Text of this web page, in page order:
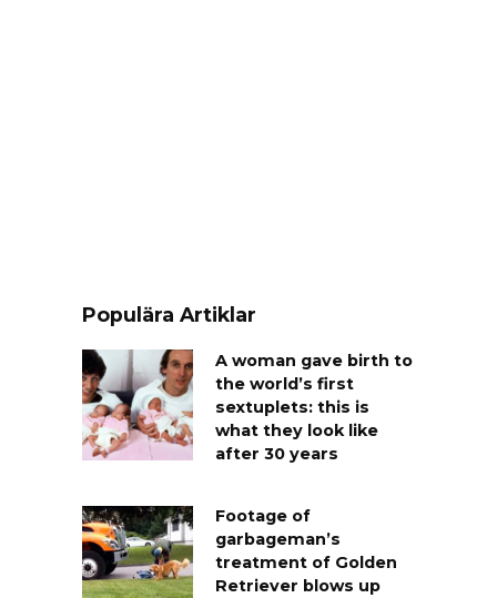
Populära Artiklar
A woman gave birth to
the world’s first
sextuplets: this is
what they look like
after 30 years
Footage of
garbageman’s
treatment of Golden
Retriever blows up